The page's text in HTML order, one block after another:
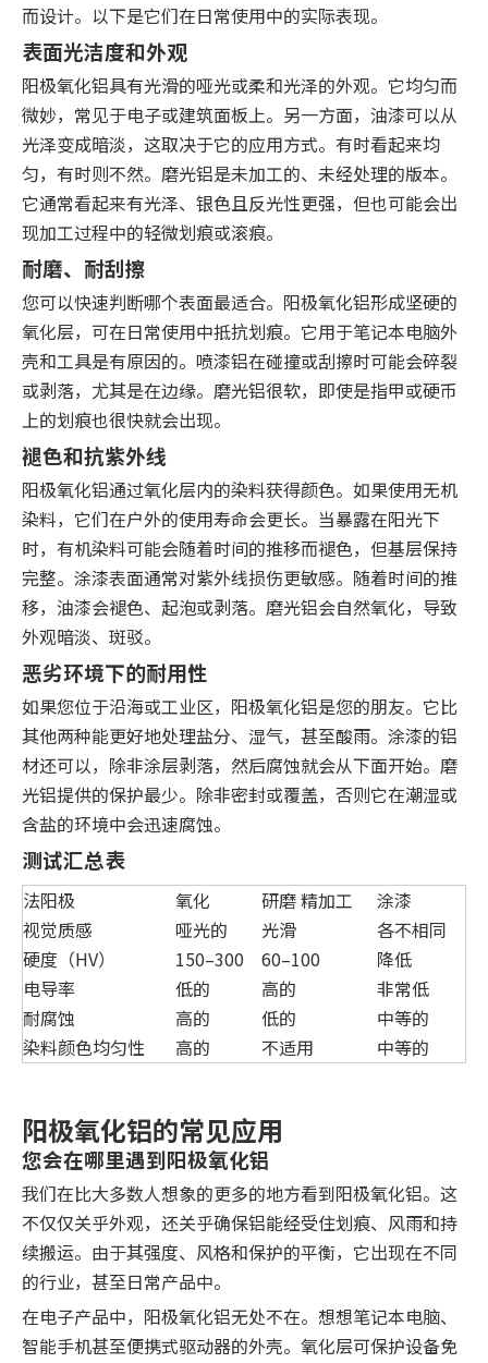
而设计。以下是它们在日常使用中的实际表现。
表面光洁度和外观
阳极氧化铝具有光滑的哑光或柔和光泽的外观。它均匀而
微妙，常见于电子或建筑面板上。另一方面，油漆可以从
光泽变成暗淡，这取决于它的应用方式。有时看起来均
匀，有时则不然。磨光铝是未加工的、未经处理的版本。
它通常看起来有光泽、银色且反光性更强，但也可能会出
现加工过程中的轻微划痕或滚痕。
耐磨、耐刮擦
您可以快速判断哪个表面最适合。阳极氧化铝形成坚硬的
氧化层，可在日常使用中抵抗划痕。它用于笔记本电脑外
壳和工具是有原因的。喷漆铝在碰撞或刮擦时可能会碎裂
或剥落，尤其是在边缘。磨光铝很软，即使是指甲或硬币
上的划痕也很快就会出现。
褪色和抗紫外线
阳极氧化铝通过氧化层内的染料获得颜色。如果使用无机
染料，它们在户外的使用寿命会更长。当暴露在阳光下
时，有机染料可能会随着时间的推移而褪色，但基层保持
完整。涂漆表面通常对紫外线损伤更敏感。随着时间的推
移，油漆会褪色、起泡或剥落。磨光铝会自然氧化，导致
外观暗淡、斑驳。
恶劣环境下的耐用性
如果您位于沿海或工业区，阳极氧化铝是您的朋友。它比
其他两种能更好地处理盐分、湿气，甚至酸雨。涂漆的铝
材还可以，除非涂层剥落，然后腐蚀就会从下面开始。磨
光铝提供的保护最少。除非密封或覆盖，否则它在潮湿或
含盐的环境中会迅速腐蚀。
测试汇总表
法阳极 氧化 研磨 精加工
涂漆
视觉质感
哑光的 光滑
各不相同
硬度（HV）
150–300 60–100
降低
电导率
低的 高的
非常低
耐腐蚀
高的 低的
中等的
染料颜色均匀性
高的 不适用 中等的
阳极氧化铝的常见应用
您会在哪里遇到阳极氧化铝
我们在比大多数人想象的更多的地方看到阳极氧化铝。这
不仅仅关乎外观，还关乎确保铝能经受住划痕、风雨和持
续搬运。由于其强度、风格和保护的平衡，它出现在不同
的行业，甚至日常产品中。
在电子产品中，阳极氧化铝无处不在。想想笔记本电脑、
智能手机甚至便携式驱动器的外壳。氧化层可保护设备免